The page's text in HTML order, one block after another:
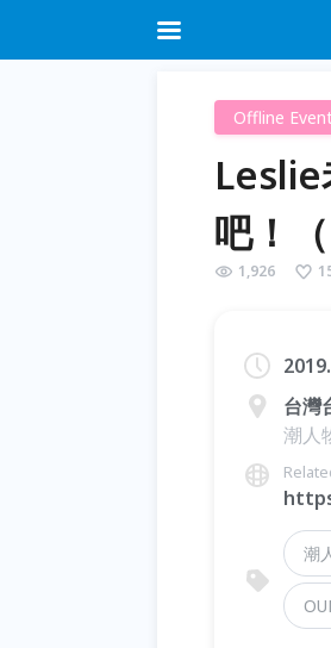
Offline
Leslie
吧！
1,926
台灣
潮人
潮